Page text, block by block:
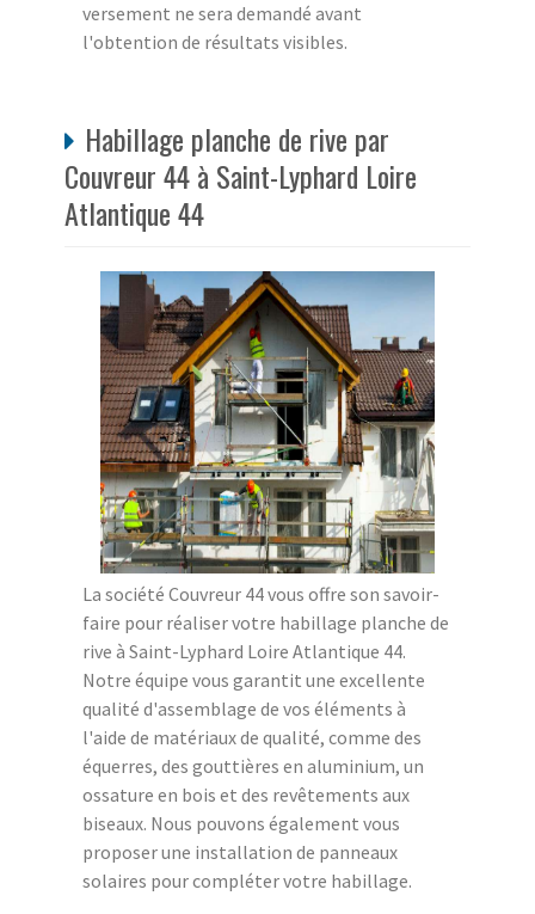
versement ne sera demandé avant
l'obtention de résultats visibles.
Habillage planche de rive par
Couvreur 44 à Saint-Lyphard Loire
Atlantique 44
La société Couvreur 44 vous offre son savoir-
faire pour réaliser votre habillage planche de
rive à Saint-Lyphard Loire Atlantique 44.
Notre équipe vous garantit une excellente
qualité d'assemblage de vos éléments à
l'aide de matériaux de qualité, comme des
équerres, des gouttières en aluminium, un
ossature en bois et des revêtements aux
biseaux. Nous pouvons également vous
proposer une installation de panneaux
solaires pour compléter votre habillage.